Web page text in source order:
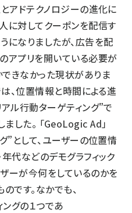
アドテクノロジーの進化に
に対してクーポンを配信す
になりましたが、広告を配
アプリを開いている必要が
きなかった現状がありま
、位置情報と時間による進
ル行動ターゲティング”で
した。 「GeoLogic Ad」
”として、ユーザーの位置情
代などのデモグラフィック
ーが今何をしているのかを
です。なかでも、
グの１つであ